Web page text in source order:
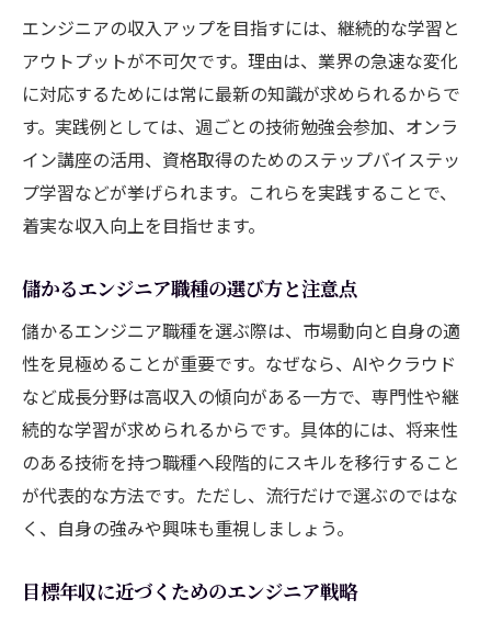
エンジニアの収入アップを目指すには、継続的な学習と
アウトプットが不可欠です。理由は、業界の急速な変化
に対応するためには常に最新の知識が求められるからで
す。実践例としては、週ごとの技術勉強会参加、オンラ
イン講座の活用、資格取得のためのステップバイステッ
プ学習などが挙げられます。これらを実践することで、
着実な収入向上を目指せます。
儲かるエンジニア職種の選び方と注意点
儲かるエンジニア職種を選ぶ際は、市場動向と自身の適
性を見極めることが重要です。なぜなら、AIやクラウド
など成長分野は高収入の傾向がある一方で、専門性や継
続的な学習が求められるからです。具体的には、将来性
のある技術を持つ職種へ段階的にスキルを移行すること
が代表的な方法です。ただし、流行だけで選ぶのではな
く、自身の強みや興味も重視しましょう。
目標年収に近づくためのエンジニア戦略